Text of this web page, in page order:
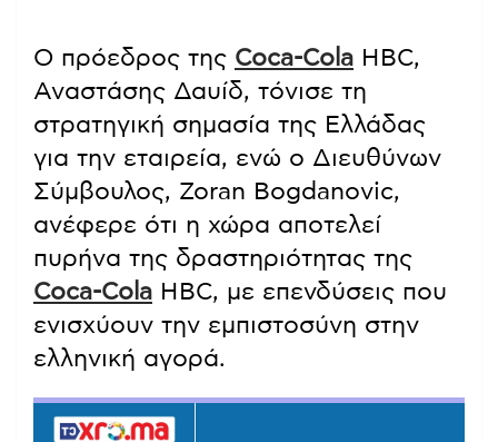
Ο πρόεδρος της Coca-Cola HBC,
Αναστάσης Δαυίδ, τόνισε τη
στρατηγική σημασία της Ελλάδας
για την εταιρεία, ενώ ο Διευθύνων
Σύμβουλος, Zoran Bogdanovic,
ανέφερε ότι η χώρα αποτελεί
πυρήνα της δραστηριότητας της
Coca-Cola HBC, με επενδύσεις που
ενισχύουν την εμπιστοσύνη στην
ελληνική αγορά.